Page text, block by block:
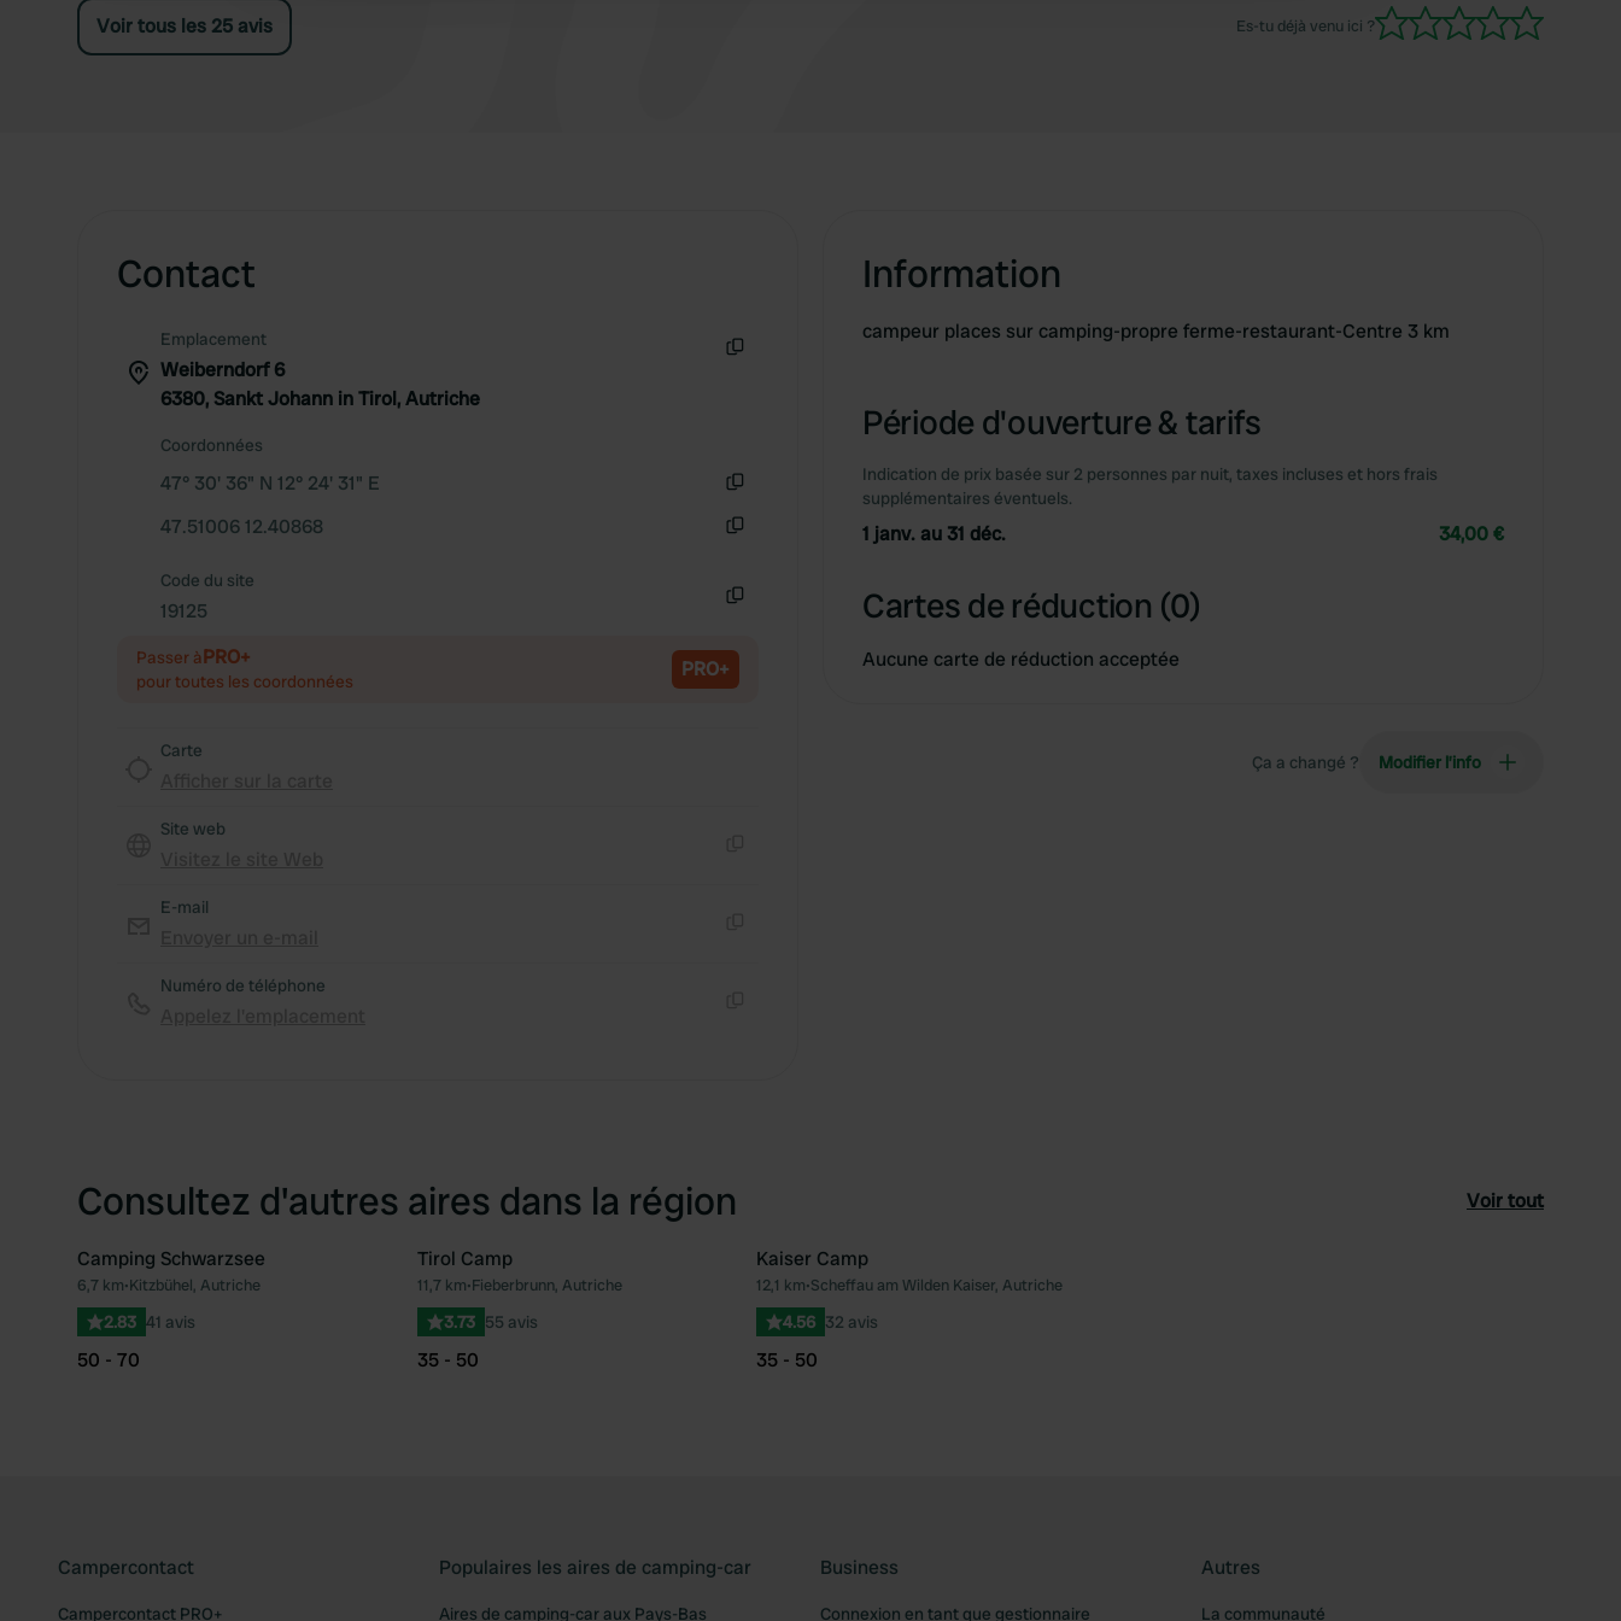
Voir tous les 25 avis Es-tu déjà venu ici ?
Contact
Emplacement
Weiberndorf 6
6380, Sankt Johann in Tirol, Autriche
Coordonnées
47° 30' 36" N 12° 24' 31" E
47.51006 12.40868
Code du site
19125
Passer àPRO+
pour toutes les coordonnées PRO+
Carte
Site web
E-mail
Numéro de téléphone
Information
campeur places sur camping-propre ferme-restaurant-Centre 3 km
Période d'ouverture & tarifs
Indication de prix basée sur 2 personnes par nuit, taxes incluses et hors frais
supplémentaires éventuels.
1 janv. au 31 déc. 34,00 €
Cartes de réduction (0)
Aucune carte de réduction acceptée
Ça a changé ? Modifier l’info
Consultez d'autres aires dans la région Voir tout
Préféré
Camping Schwarzsee
6,7 km•Kitzbühel, Autriche
2.83 41 avis
50 - 70
Préféré
Tirol Camp
11,7 km•Fieberbrunn, Autriche
3.73 55 avis
35 - 50
Préféré
Kaiser Camp
12,1 km•Scheffau am Wilden Kaiser, Autriche
4.56 32 avis
35 - 50
Campercontact
Campercontact PRO+
Populaires les aires de camping-car
Aires de camping-car aux Pays-Bas
Business
Connexion en tant que gestionnaire
Autres
La communauté